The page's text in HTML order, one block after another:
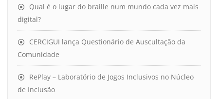
Qual é o lugar do braille num mundo cada vez mais
digital?
CERCIGUI lança Questionário de Auscultação da
Comunidade
RePlay – Laboratório de Jogos Inclusivos no Núcleo
de Inclusão